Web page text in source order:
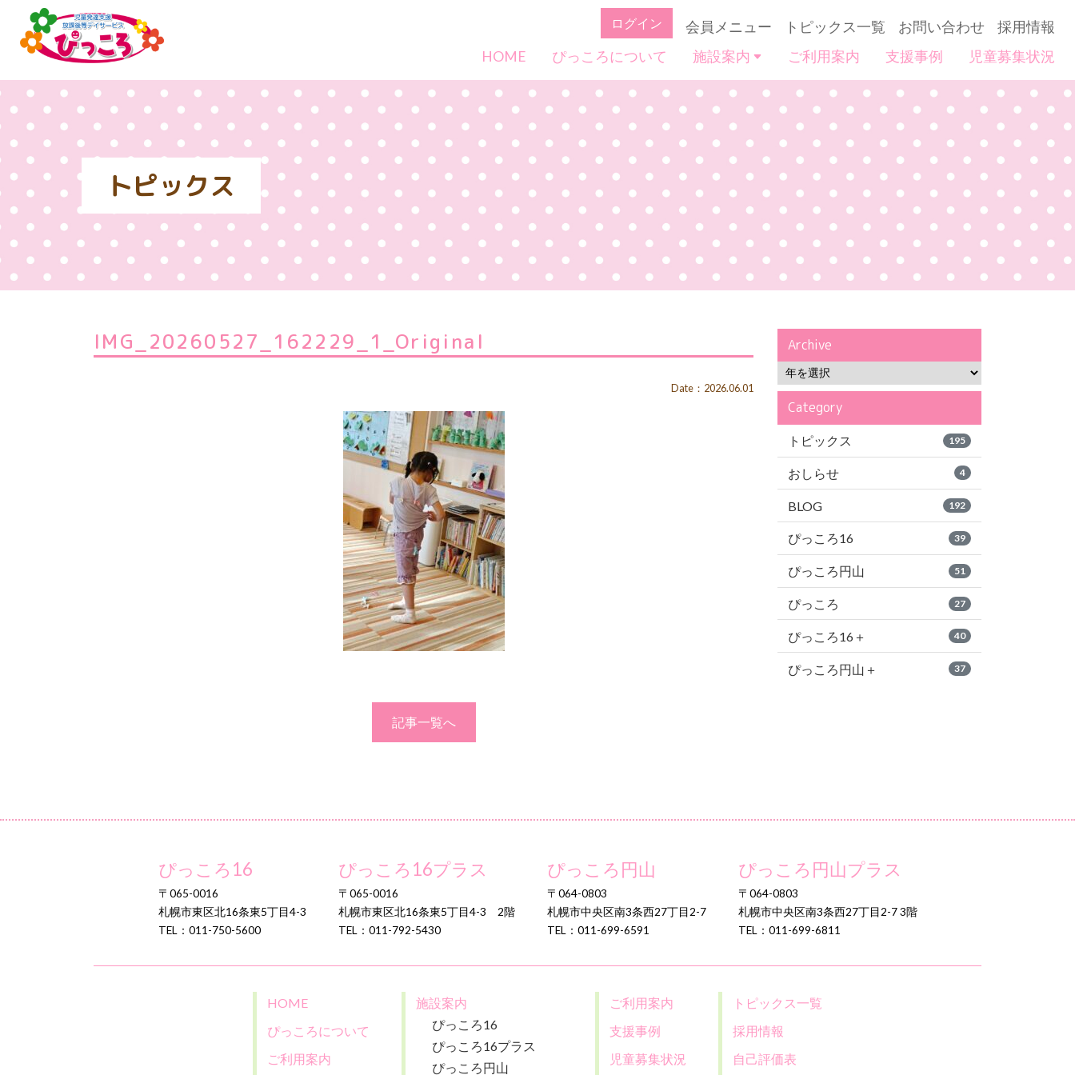
ログイン 会員メニュー トピックス一覧 お問い合わせ
採用情報
HOME
ぴっころについて 施設案内 ご利用案内 支援事例 児童募集状況
トピックス
IMG_20260527_162229_1_Original
Date：2026.06.01
記事一覧へ
Archive
Category
トピックス 195
おしらせ 4
BLOG 192
ぴっころ16 39
ぴっころ円山 51
ぴっころ 27
ぴっころ16＋ 40
ぴっころ円山＋ 37
ぴっころ16
〒065-0016
札幌市東区北16条東5丁目4-3
TEL：011-750-5600
ぴっころ16プラス
〒065-0016
札幌市東区北16条東5丁目4-3 2階
TEL：011-792-5430
ぴっころ円山
〒064-0803
札幌市中央区南3条西27丁目2-7
TEL：011-699-6591
ぴっころ円山プラス
〒064-0803
札幌市中央区南3条西27丁目2-7 3階
TEL：011-699-6811
HOME
ぴっころについて
ご利用案内
施設案内
ぴっころ16
ぴっころ16プラス
ぴっころ円山
ご利用案内
支援事例
児童募集状況
トピックス一覧
採用情報
自己評価表